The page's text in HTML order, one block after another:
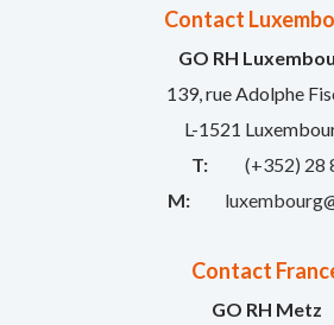
Contact
GO RH
139, rue Adolphe
L-1521
T:
(+352) 28
M:
Contact
GO RH Metz